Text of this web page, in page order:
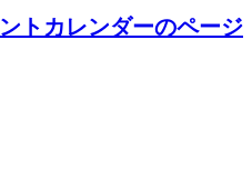
トカレンダーのページ